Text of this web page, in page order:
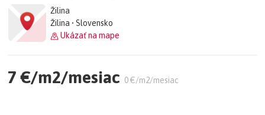
Žilina
Žilina • Slovensko
Ukázať na mape
7 €/m2/mesiac 0 €/m2/mesiac